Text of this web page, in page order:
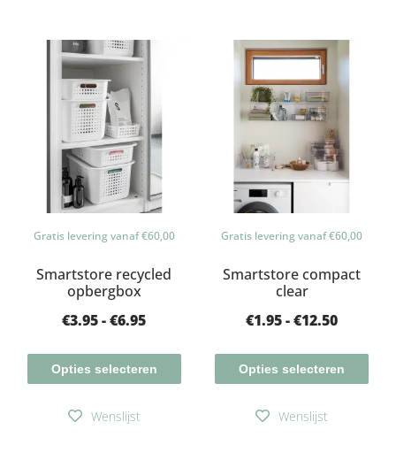
Gratis levering vanaf €60,00
Smartstore recycled
opbergbox
€3.95 - €6.95
Opties selecteren
Wenslijst
Gratis levering vanaf €60,00
Smartstore compact
clear
€1.95-€12.50
Opties selecteren
Wenslijst